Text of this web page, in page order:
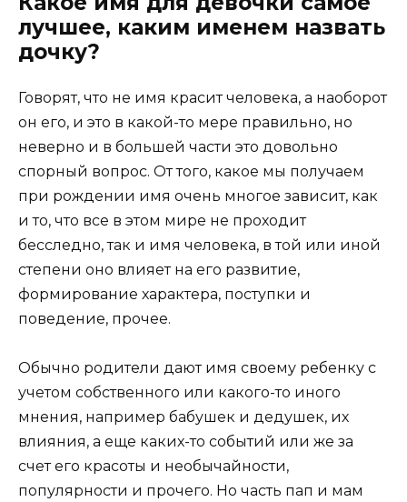
лучшее, каким именем назвать
дочку?
Говорят, что не имя красит человека, а наоборот
он его, и это в какой-то мере правильно, но
неверно и в большей части это довольно
спорный вопрос. От того, какое мы получаем
при рождении имя очень многое зависит, как
и то, что все в этом мире не проходит
бесследно, так и имя человека, в той или иной
степени оно влияет на его развитие,
формирование характера, поступки и
поведение, прочее.
Обычно родители дают имя своему ребенку с
учетом собственного или какого-то иного
мнения, например бабушек и дедушек, их
влияния, а еще каких-то событий или же за
счет его красоты и необычайности,
популярности и прочего. Но часть пап и мам